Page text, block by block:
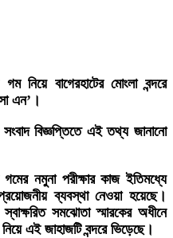
নিয়ে বাগেরহাটের মোংলা বন্দরে
এন’।
সংবাদ বিজ্ঞপ্তিতে এই তথ্য জানানো
নমুনা পরীক্ষার কাজ ইতিমধ্যে
ব্যবস্থা নেওয়া হয়েছে।
সমঝোতা স্মারকের অধীনে
এই জাহাজটি বন্দরে ভিড়েছে।